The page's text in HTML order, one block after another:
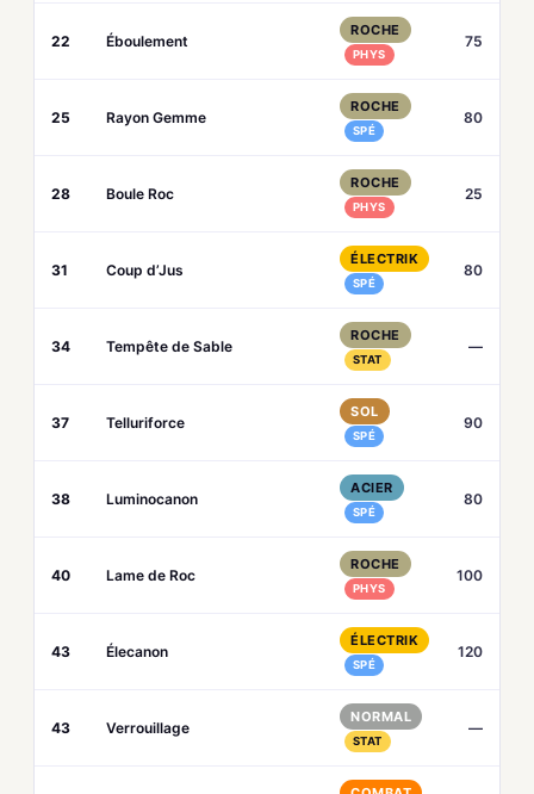
22 Éboulement
ROCHE
PHYS
75
25 Rayon Gemme
ROCHE
SPÉ
80
28 Boule Roc
ROCHE
PHYS
25
31 Coup d’Jus
ÉLECTRIK
SPÉ
80
34 Tempête de Sable
ROCHE
STAT
—
37 Telluriforce
SOL
SPÉ
90
38 Luminocanon
ACIER
SPÉ
80
40 Lame de Roc
ROCHE
PHYS
100
43 Élecanon
ÉLECTRIK
SPÉ
120
43 Verrouillage
NORMAL
STAT
—